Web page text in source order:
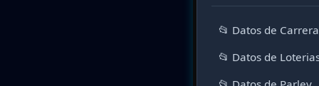
📂 Datos de
📂 Datos de